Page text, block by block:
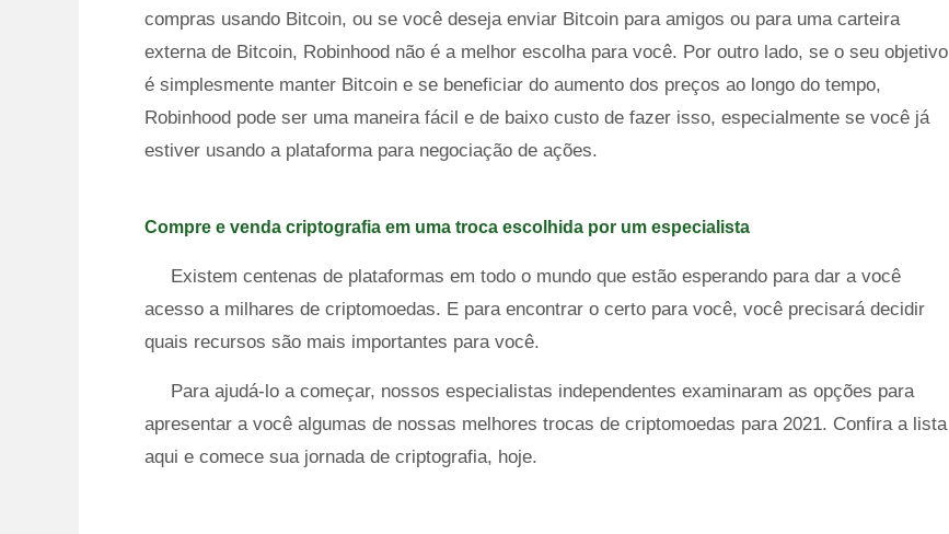
compras usando Bitcoin, ou se você deseja enviar Bitcoin para amigos ou para uma carteira
externa de Bitcoin, Robinhood não é a melhor escolha para você. Por outro lado, se o seu objetivo
é simplesmente manter Bitcoin e se beneficiar do aumento dos preços ao longo do tempo,
Robinhood pode ser uma maneira fácil e de baixo custo de fazer isso, especialmente se você já
estiver usando a plataforma para negociação de ações.
Compre e venda criptografia em uma troca escolhida por um especialista
Existem centenas de plataformas em todo o mundo que estão esperando para dar a você
acesso a milhares de criptomoedas. E para encontrar o certo para você, você precisará decidir
quais recursos são mais importantes para você.
Para ajudá-lo a começar, nossos especialistas independentes examinaram as opções para
apresentar a você algumas de nossas melhores trocas de criptomoedas para 2021. Confira a lista
aqui e comece sua jornada de criptografia, hoje.